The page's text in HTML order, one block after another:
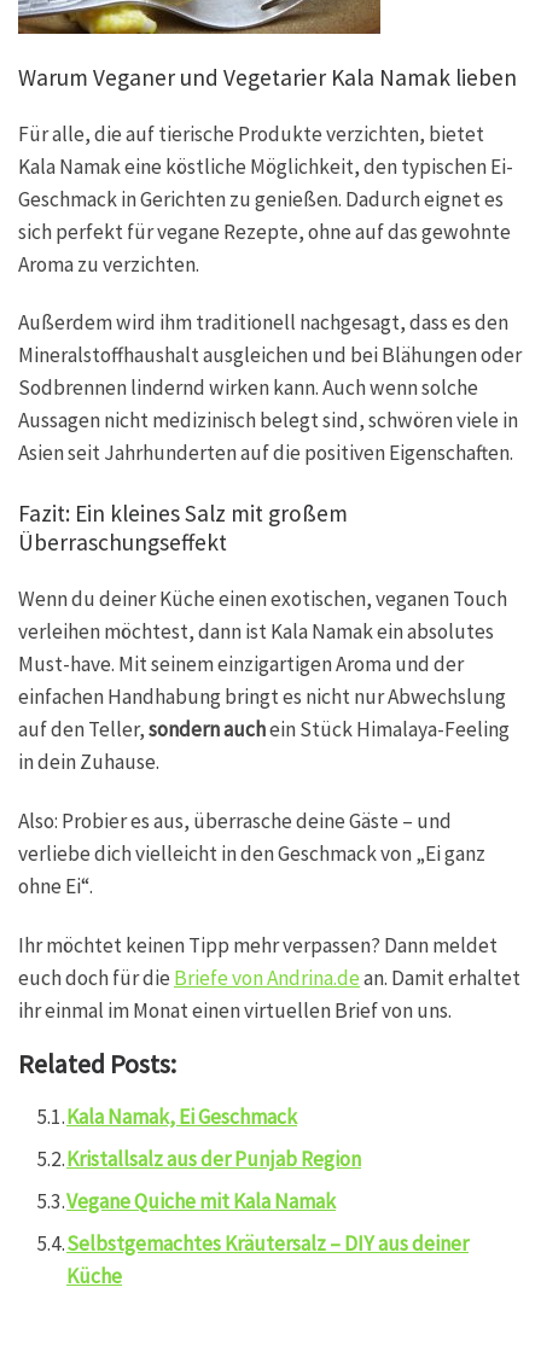
Warum Veganer und Vegetarier Kala Namak lieben
Für alle, die auf tierische Produkte verzichten, bietet
Kala Namak eine köstliche Möglichkeit, den typischen Ei-
Geschmack in Gerichten zu genießen. Dadurch eignet es
sich perfekt für vegane Rezepte, ohne auf das gewohnte
Aroma zu verzichten.
Außerdem wird ihm traditionell nachgesagt, dass es den
Mineralstoffhaushalt ausgleichen und bei Blähungen oder
Sodbrennen lindernd wirken kann. Auch wenn solche
Aussagen nicht medizinisch belegt sind, schwören viele in
Asien seit Jahrhunderten auf die positiven Eigenschaften.
Fazit: Ein kleines Salz mit großem
Überraschungseffekt
Wenn du deiner Küche einen exotischen, veganen Touch
verleihen möchtest, dann ist Kala Namak ein absolutes
Must-have. Mit seinem einzigartigen Aroma und der
einfachen Handhabung bringt es nicht nur Abwechslung
auf den Teller,sondern auchein Stück Himalaya-Feeling
in dein Zuhause.
Also: Probier es aus, überrasche deine Gäste – und
verliebe dich vielleicht in den Geschmack von „Ei ganz
ohne Ei“.
Ihr möchtet keinen Tipp mehr verpassen? Dann meldet
euch doch für dieBriefe von Andrina.dean. Damit erhaltet
ihr einmal im Monat einen virtuellen Brief von uns.
Related Posts:
Kala Namak, Ei Geschmack
Kristallsalz aus der Punjab Region
Vegane Quiche mit Kala Namak
Selbstgemachtes Kräutersalz – DIY aus deiner
Küche